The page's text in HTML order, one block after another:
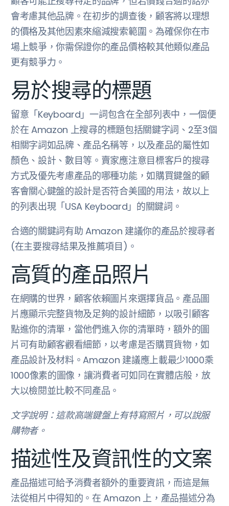
會考慮其他品牌。在初步的調查後，顧客將以理想
的價格及其他因素來縮減搜索範圍。為確保你在市
場上競爭，你需保證你的產品價格較其他類似產品
更有競爭力。
易於搜尋的標題
留意「Keyboard」一詞包含在全部列表中，一個便
於在 Amazon 上搜尋的標題包括關鍵字詞、2至3個
相關字詞如品牌、產品名稱等，以及產品的屬性如
顏色、設計、數目等。賣家應注意目標客戶的搜尋
方式及優先考慮產品的哪種功能，如購買鍵盤的顧
客會關心鍵盤的設計是否符合美國的用法，故以上
的列表出現「USA Keyboard」的關鍵詞。
合適的關鍵詞有助 Amazon 建議你的產品於搜尋者
(在主要搜尋結果及推薦項目)。
高質的產品照片
在網購的世界，顧客依賴圖片來選擇貨品。產品圖
片應顯示完整貨物及足夠的設計細節，以吸引顧客
點進你的清單，當他們進入你的清單時，額外的圖
片可有助顧客觀看細節，以考慮是否購買貨物，如
產品設計及材料。Amazon 建議應上載最少1000乘
1000像素的圖像，讓消費者可如同在實體店般，放
大以檢閱並比較不同產品。
文字說明：這款高端鍵盤上有特寫照片，可以說服
購物者。
描述性及資訊性的文案
產品描述可給予消費者額外的重要資訊，而這是無
法從相片中得知的。在 Amazon 上，產品描述分為